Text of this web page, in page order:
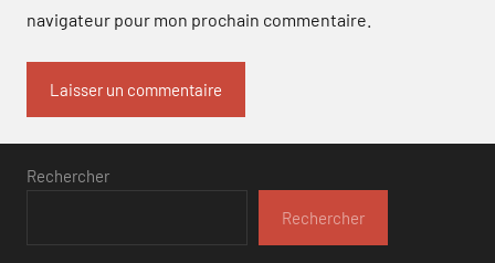
navigateur pour mon prochain commentaire.
Rechercher
Rechercher